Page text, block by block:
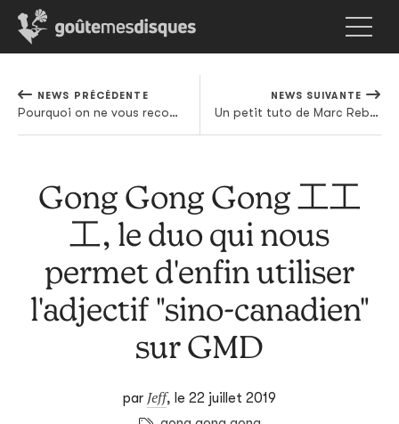
NEWS PRÉCÉDENTE
Pourquoi on ne vous recommande rien dans la programmation du (très) étonnant Festival Château Perché
NEWS SUIVANTE
Un petit tuto de Marc Rebillet pour faire la nique à la sinistrose de certains dancefloors
Gong Gong Gong 工工
工, le duo qui nous
permet d'enfin utiliser
l'adjectif "sino-canadien"
sur GMD
par Jeff, le 22 juillet 2019